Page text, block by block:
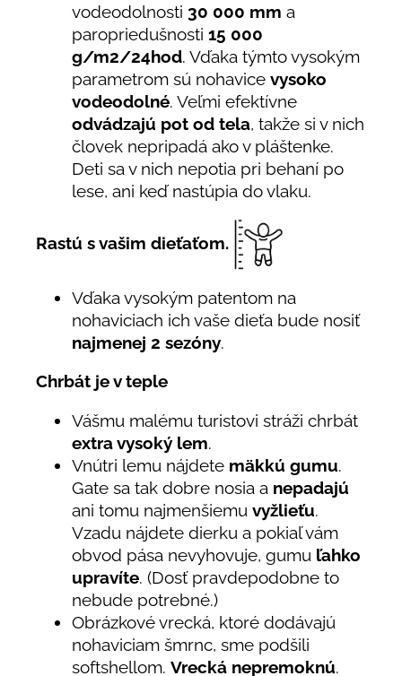
vodeodolnosti 30 000 mm a
paropriedušnosti 15 000
g/m2/24hod. Vďaka týmto vysokým
parametrom sú nohavice vysoko
vodeodolné. Veľmi efektívne
odvádzajú pot od tela, takže si v nich
človek nepripadá ako v pláštenke.
Deti sa v nich nepotia pri behaní po
lese, ani keď nastúpia do vlaku.
Rastú s vašim dieťaťom.
Vďaka vysokým patentom na
nohaviciach ich vaše dieťa bude nosiť
najmenej 2 sezóny.
Chrbát je v teple
Vášmu malému turistovi stráži chrbát
extra vysoký lem.
Vnútri lemu nájdete mäkkú gumu.
Gate sa tak dobre nosia a nepadajú
ani tomu najmenšiemu vyžlieťu.
Vzadu nájdete dierku a pokiaľ vám
obvod pása nevyhovuje, gumu ľahko
upravíte. (Dosť pravdepodobne to
nebude potrebné.)
Obrázkové vrecká, ktoré dodávajú
nohaviciam šmrnc, sme podšili
softshellom. Vrecká nepremoknú.